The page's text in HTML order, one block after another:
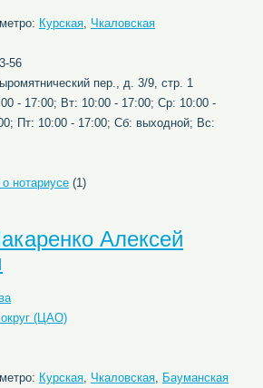
Курская, Чкаловская
56
пер., д. 3/9, стр. 1
- 17:00; Вт: 10:00 - 17:00; Ср: 10:00 -
Пт: 10:00 - 17:00; Сб: выходной; Вс:
нотариусе (1)
Алексей
(ЦАО)
Курская, Чкаловская, Бауманская